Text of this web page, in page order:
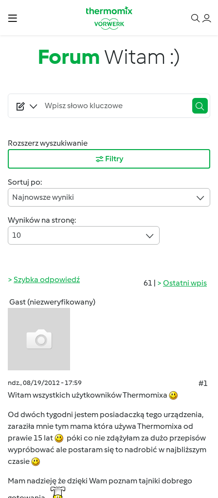
Forum Witam :)
Rozszerz wyszukiwanie
Filtry
Sortuj po:
Najnowsze wyniki
Wyników na stronę:
10
61 | Ostatni wpis
Szybka odpowiedź
Gast (niezweryfikowany)
ndz., 08/19/2012 - 17:59
#1
Witam wszystkich użytkowników Thermomixa
Od dwóch tygodni jestem posiadaczką tego urządzenia,
zaraziła mnie tym mama która używa Thermomixa od
prawie 15 lat
póki co nie zdążyłam za dużo przepisów
wypróbować ale postaram się to nadrobić w najbliższym
czasie
Mam nadzieję że dzięki Wam poznam tajniki dobrego